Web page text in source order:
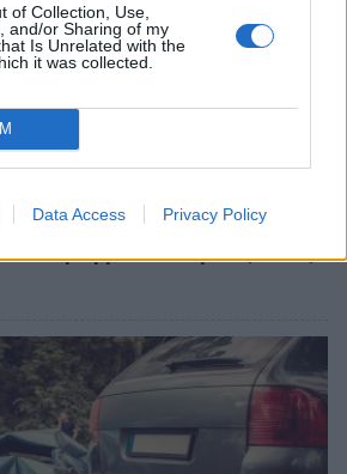
of Collection, Use,
and/or Sharing of my
Is Unrelated with the
it was collected.
Data Access Privacy Policy
οικογένειας Γάλλων που
Φαράγγι του Βυρού (video)